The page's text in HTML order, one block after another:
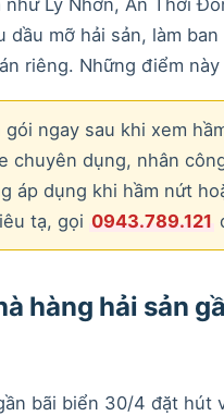
Lý Nhơn, An Thới
dầu mỡ hải sản, làm
riêng. Những điểm
ngay sau khi xem
chuyên dụng, nhân
áp dụng khi hầm nứt
tạ, gọi 0943.789.121
hàng hải sản
bãi biển 30/4 đặt hút